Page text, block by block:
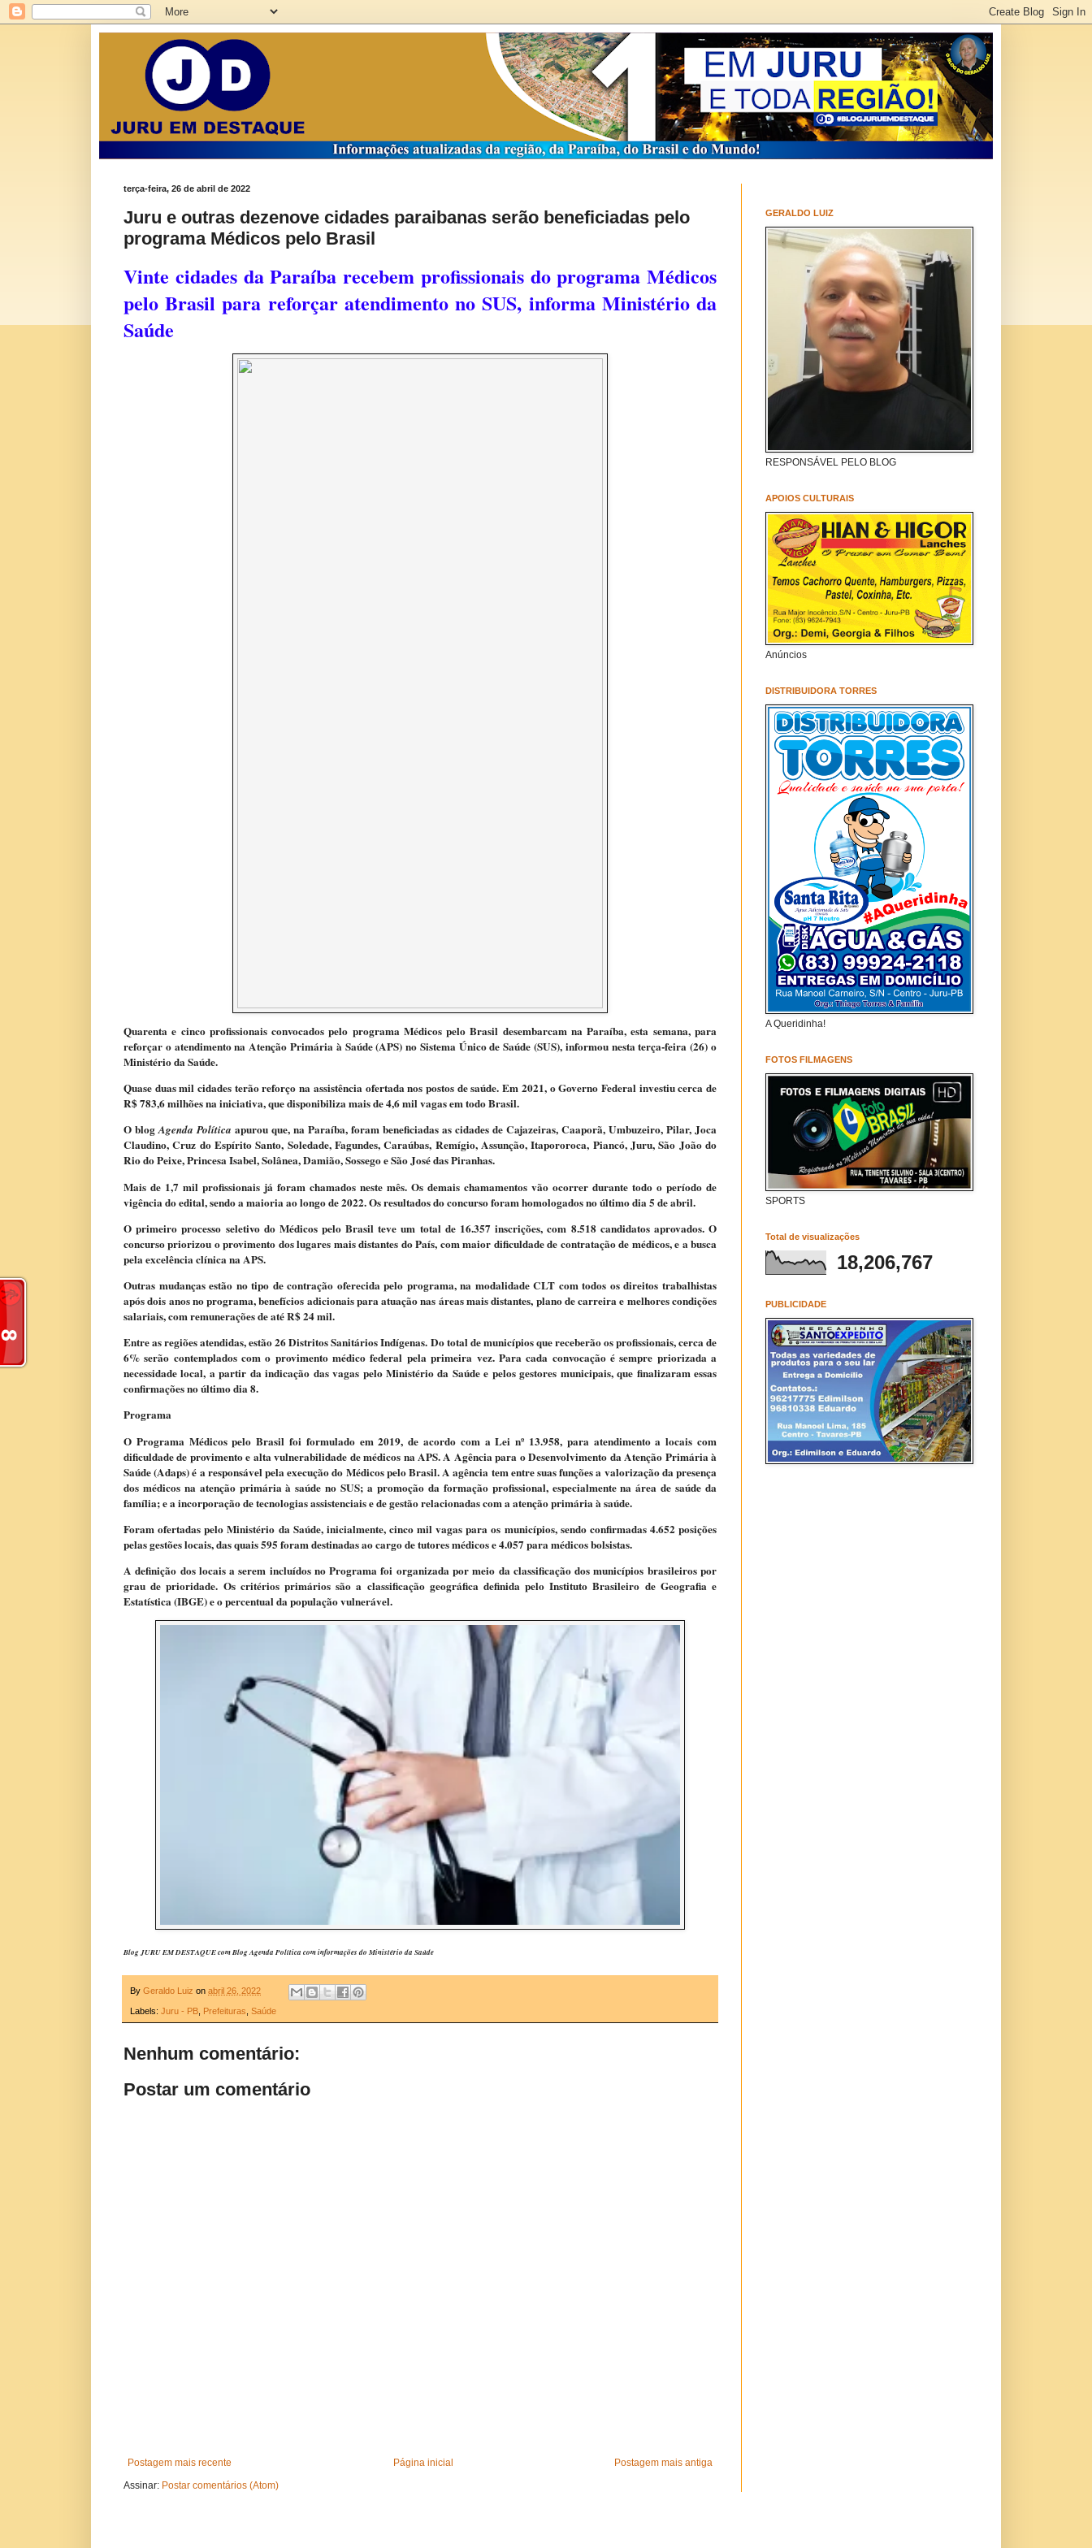
terça-feira, 26 de abril de 2022
Juru e outras dezenove cidades paraibanas serão beneficiadas pelo
programa Médicos pelo Brasil
Vinte cidades da Paraíba recebem profissionais do programa Médicos
pelo Brasil para reforçar atendimento no SUS, informa Ministério da
Saúde
Quarenta e cinco profissionais convocados pelo programa Médicos pelo Brasil desembarcam na Paraíba, esta semana, para
reforçar o atendimento na Atenção Primária à Saúde (APS) no Sistema Único de Saúde (SUS), informou nesta terça-feira (26) o
Ministério da Saúde.
Quase duas mil cidades terão reforço na assistência ofertada nos postos de saúde. Em 2021, o Governo Federal investiu cerca de
R$ 783,6 milhões na iniciativa, que disponibiliza mais de 4,6 mil vagas em todo Brasil.
O blogAgenda Política apurou que, na Paraíba, foram beneficiadas as cidades de Cajazeiras, Caaporã, Umbuzeiro, Pilar, Joca
Claudino, Cruz do Espírito Santo, Soledade, Fagundes, Caraúbas, Remígio, Assunção, Itapororoca, Piancó, Juru, São João do
Rio do Peixe, Princesa Isabel, Solânea, Damião, Sossego e São José das Piranhas.
Mais de 1,7 mil profissionais já foram chamados neste mês. Os demais chamamentos vão ocorrer durante todo o período de
vigência do edital, sendo a maioria ao longo de 2022. Os resultados do concurso foram homologados no último dia 5 de abril.
O primeiro processo seletivo do Médicos pelo Brasil teve um total de 16.357 inscrições, com 8.518 candidatos aprovados. O
concurso priorizou o provimento dos lugares mais distantes do País, com maior dificuldade de contratação de médicos, e a busca
pela excelência clínica na APS.
Outras mudanças estão no tipo de contração oferecida pelo programa, na modalidade CLT com todos os direitos trabalhistas
após dois anos no programa, benefícios adicionais para atuação nas áreas mais distantes, plano de carreira e melhores condições
salariais, com remunerações de até R$ 24 mil.
Entre as regiões atendidas, estão 26 Distritos Sanitários Indígenas. Do total de municípios que receberão os profissionais, cerca de
6% serão contemplados com o provimento médico federal pela primeira vez. Para cada convocação é sempre priorizada a
necessidade local, a partir da indicação das vagas pelo Ministério da Saúde e pelos gestores municipais, que finalizaram essas
confirmações no último dia 8.
Programa
O Programa Médicos pelo Brasil foi formulado em 2019, de acordo com a Lei nº 13.958, para atendimento a locais com
dificuldade de provimento e alta vulnerabilidade de médicos na APS. A Agência para o Desenvolvimento da Atenção Primária à
Saúde (Adaps) é a responsável pela execução do Médicos pelo Brasil. A agência tem entre suas funções a valorização da presença
dos médicos na atenção primária à saúde no SUS; a promoção da formação profissional, especialmente na área de saúde da
família; e a incorporação de tecnologias assistenciais e de gestão relacionadas com a atenção primária à saúde.
Foram ofertadas pelo Ministério da Saúde, inicialmente, cinco mil vagas para os municípios, sendo confirmadas 4.652 posições
pelas gestões locais, das quais 595 foram destinadas ao cargo de tutores médicos e 4.057 para médicos bolsistas.
A definição dos locais a serem incluídos no Programa foi organizada por meio da classificação dos municípios brasileiros por
grau de prioridade. Os critérios primários são a classificação geográfica definida pelo Instituto Brasileiro de Geografia e
Estatística (IBGE) e o percentual da população vulnerável.
Blog JURU EM DESTAQUE com Blog Agenda Política com informações do Ministério da Saúde
By Geraldo Luiz on abril 26, 2022
Labels: Juru - PB Prefeituras Saúde
Nenhum comentário:
Postar um comentário
Postagem mais recente Postagem mais antiga
Página inicial
Assinar: Postar comentários (Atom)
GERALDO LUIZ
RESPONSÁVEL PELO BLOG
APOIOS CULTURAIS
Anúncios
DISTRIBUIDORA TORRES
A Queridinha!
FOTOS FILMAGENS
SPORTS
Total de visualizações
18,206,767
PUBLICIDADE